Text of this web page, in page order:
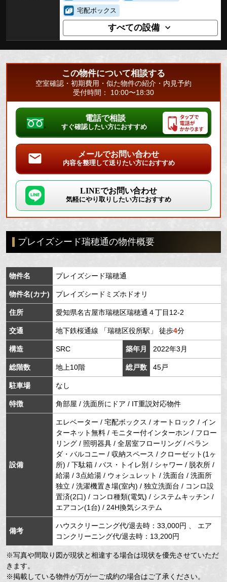
宅配ボックス
すべての設備
この物件について相談する
空室確認・初期費用・似た物件の紹介・内見予約
受付時間： 10:00〜18:30
電話で相談
すぐ確認したい方におすすめ
メールでお問い合わせ
内容を整理して送りたい方におすすめ
LINEでお問い合わせ
気軽にやり取りしたい方におすすめ
プレイズシード瑞穂通の物件概要
物件名 プレイズシード瑞穂通
物件名(カナ) プレイズシードミズホドオリ
住所 愛知県名古屋市瑞穂区瑞穂通 ４丁目12-2
交通 地下鉄桜通線 「瑞穂区役所駅 」 徒歩4分
構造 SRC 築年月 2022年3月
総階数 地上10階 総戸数 45戸
駐車場 なし
特徴 角部屋 / 洗面所にドア / IT重説対応物件
設備
エレベーター / 宅配ボックス / オートロック / イン
ターネット無料 / モニター付インターホン / フロー
リング / 照明器具 / 全居室フローリング / ベラン
ダ・バルコニー / 収納スペース / クローゼット(1ヶ
所) / 下駄箱 / バス・トイレ別 / シャワー / 脱衣所 /
給湯 / 3点給湯 / ウォシュレット / 洗面台 / 洗面所
独立 / 洗濯機置き場(室内) / 独立洗面台 / コンロ設
置済(2口) / コンロ種類(電気) / システムキッチン /
エアコン(1台) / 24H換気システム
備考
ハウスクリーニング代/退去時：33,000円 、 エア
コンクリーニング代/退去時：13,200円
※写真や間取り図が現状と相違する場合は現状を優先させていただ
きます。
※掲載している物件が万が一ご成約の場合はご了承ください。